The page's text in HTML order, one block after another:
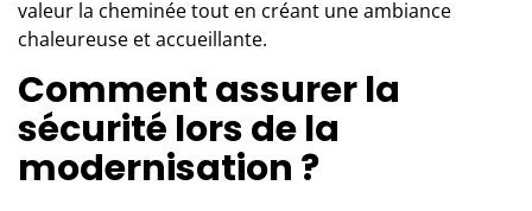
valeur la cheminée tout en créant une ambiance
chaleureuse et accueillante.
Comment assurer la
sécurité lors de la
modernisation ?